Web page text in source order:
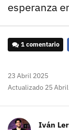
esperanza
1 comentario
23 Abril 2025
Actualizado 25
Iván